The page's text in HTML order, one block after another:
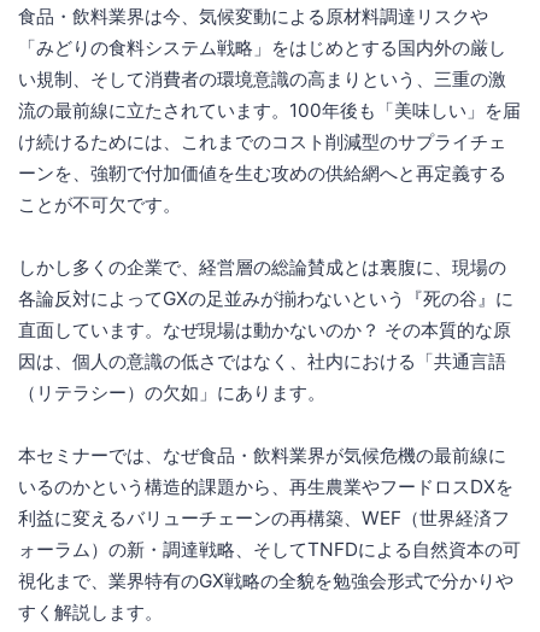
食品・飲料業界は今、気候変動による原材料調達リスクや
「みどりの食料システム戦略」をはじめとする国内外の厳し
い規制、そして消費者の環境意識の高まりという、三重の激
流の最前線に立たされています。100年後も「美味しい」を届
け続けるためには、これまでのコスト削減型のサプライチェ
ーンを、強靭で付加価値を生む攻めの供給網へと再定義する
ことが不可欠です。
しかし多くの企業で、経営層の総論賛成とは裏腹に、現場の
各論反対によってGXの足並みが揃わないという『死の谷』に
直面しています。なぜ現場は動かないのか？ その本質的な原
因は、個人の意識の低さではなく、社内における「共通言語
（リテラシー）の欠如」にあります。
本セミナーでは、なぜ食品・飲料業界が気候危機の最前線に
いるのかという構造的課題から、再生農業やフードロスDXを
利益に変えるバリューチェーンの再構築、WEF（世界経済フ
ォーラム）の新・調達戦略、そしてTNFDによる自然資本の可
視化まで、業界特有のGX戦略の全貌を勉強会形式で分かりや
すく解説します。